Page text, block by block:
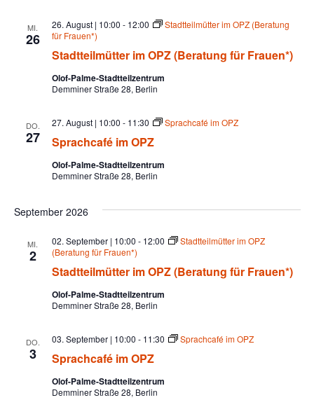
é
B
u
n
n
e
i
e
e
MI.
26
Stadtteilmütter im OPZ (Beratung für Frauen*)
26. August | 10:00 - 12:00
Stadtteilmütter im OPZ (Beratung
für Frauen*)
Olof-Palme-Stadtteilzentrum
Demminer Straße 28, Berlin
DO.
27 Sprachcafé im OPZ
27. August | 10:00 - 11:30 Sprachcafé im OPZ
Olof-Palme-Stadtteilzentrum
Demminer Straße 28, Berlin
September 2026
MI.
2
Stadtteilmütter im OPZ (Beratung für Frauen*)
02. September | 10:00 - 12:00
Stadtteilmütter im OPZ
(Beratung für Frauen*)
Olof-Palme-Stadtteilzentrum
Demminer Straße 28, Berlin
DO.
3 Sprachcafé im OPZ
03. September | 10:00 - 11:30 Sprachcafé im OPZ
Olof-Palme-Stadtteilzentrum
Demminer Straße 28, Berlin